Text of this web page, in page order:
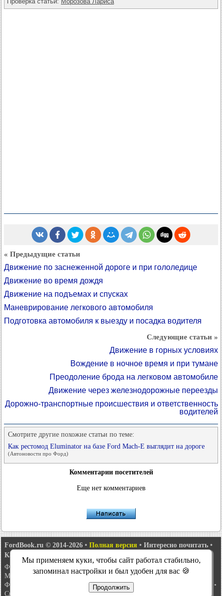
« Предыдущие статьи
Движение по заснеженной дороге и при гололедице
Движение во время дождя
Движение на подъемах и спусках
Маневрирование легкового автомобиля
Подготовка автомобиля к выезду и посадка водителя
Следующие статьи »
Движение в горных условиях
Вождение в ночное время и при тумане
Преодоление брода на легковом автомобиле
Движение через железнодорожные переезды
Дорожно-транспортные происшествия и ответственность
водителей
Смотрите другие похожие статьи по теме:
Как рестомод Eluminator на базе Ford Mach-E выглядит на дороге
(Автоновости про Форд)
Комментарии посетителей
Еще нет комментариев
FordBook.ru © 2014-2026 • Полная версия • Интересно почитать •
Карта сайта
Фокус 1
Фокус 2 • Мондео 1 Мондео 1 и 2
Мондео 2•Мондео 3•Мондео 4•Эскорт 3• Эскорт 4 •Эскорт 5
Фиеста 2
Таурус 1 и 2•Фьюжн
•
Сиерра
Мы применяем куки, чтобы сайт работал стабильно,
запоминал настройки и был удобен для вас 🍪
Продолжить